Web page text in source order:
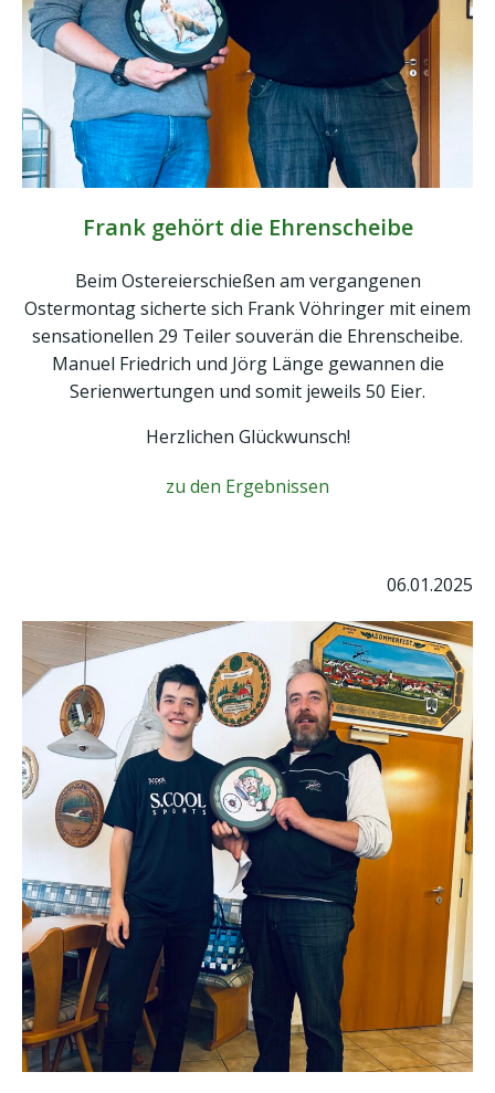
Frank gehört die Ehrenscheibe
Beim Ostereierschießen am vergangenen
Ostermontag sicherte sich Frank Vöhringer mit einem
sensationellen 29 Teiler souverän die Ehrenscheibe.
Manuel Friedrich und Jörg Länge gewannen die
Serienwertungen und somit jeweils 50 Eier.
Herzlichen Glückwunsch!
zu den Ergebnissen
06.01.2025